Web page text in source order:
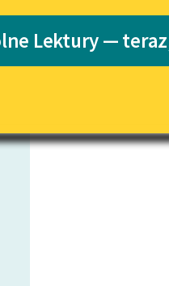
Lektury szkolne i
literatury do
E-kolekcja lektur
literatury do
Lektury —